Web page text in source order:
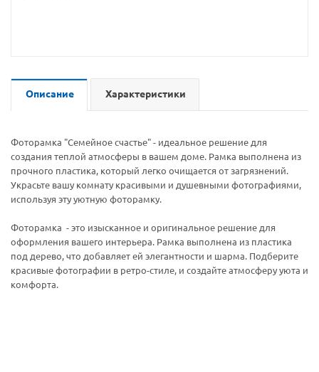
Описание Характеристики
Фоторамка "Семейное счастье" - идеальное решение для
создания теплой атмосферы в вашем доме. Рамка выполнена из
прочного пластика, который легко очищается от загрязнений.
Украсьте вашу комнату красивыми и душевными фотографиями,
используя эту уютную фоторамку.
Фоторамка - это изысканное и оригинальное решение для
оформления вашего интерьера. Рамка выполнена из пластика
под дерево, что добавляет ей элегантности и шарма. Подберите
красивые фотографии в ретро-стиле, и создайте атмосферу уюта и
комфорта.